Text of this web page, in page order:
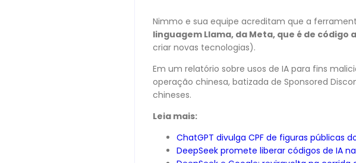
Nimmo e sua equipe acreditam que a
linguagem Llama, da Meta, que é de código
criar novas tecnologias).
Em um relatório sobre usos de IA para fins
operação chinesa, batizada de Sponsored
chineses.
Leia mais:
ChatGPT divulga CPF de figuras públicas
DeepSeek promete liberar códigos de IA